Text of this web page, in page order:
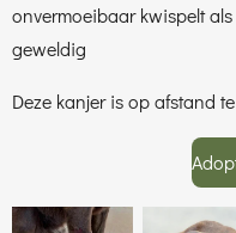
onvermoeibaar kwispelt
geweldig
Deze kanjer is op afstand